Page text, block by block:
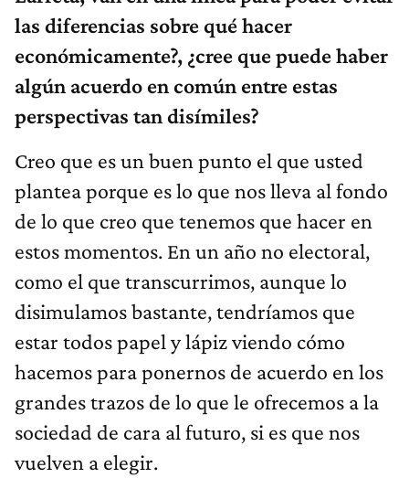
las diferencias sobre qué hacer
económicamente?, ¿cree que puede haber
algún acuerdo en común entre estas
perspectivas tan disímiles?
Creo que es un buen punto el que usted
plantea porque es lo que nos lleva al fondo
de lo que creo que tenemos que hacer en
estos momentos. En un año no electoral,
como el que transcurrimos, aunque lo
disimulamos bastante, tendríamos que
estar todos papel y lápiz viendo cómo
hacemos para ponernos de acuerdo en los
grandes trazos de lo que le ofrecemos a la
sociedad de cara al futuro, si es que nos
vuelven a elegir.